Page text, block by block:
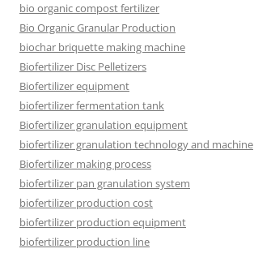
bio organic compost fertilizer
Bio Organic Granular Production
biochar briquette making machine
Biofertilizer Disc Pelletizers
Biofertilizer equipment
biofertilizer fermentation tank
Biofertilizer granulation equipment
biofertilizer granulation technology and machine
Biofertilizer making process
biofertilizer pan granulation system
biofertilizer production cost
biofertilizer production equipment
biofertilizer production line